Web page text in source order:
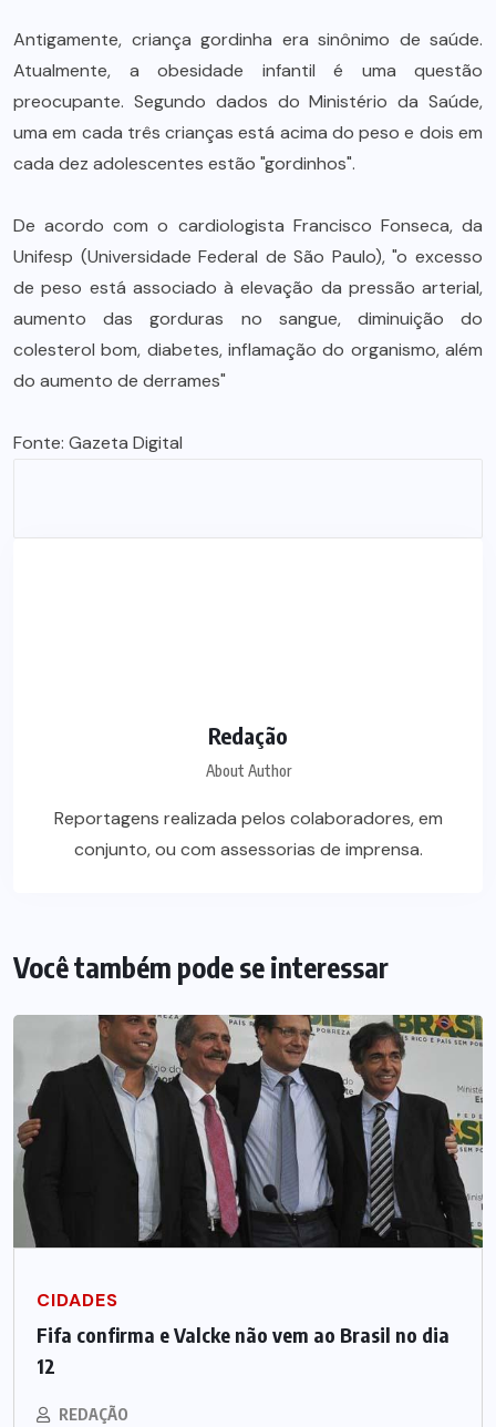
Antigamente, criança gordinha era sinônimo de saúde.
Atualmente, a obesidade infantil é uma questão
preocupante. Segundo dados do Ministério da Saúde,
uma em cada três crianças está acima do peso e dois em
cada dez adolescentes estão "gordinhos".
De acordo com o cardiologista Francisco Fonseca, da
Unifesp (Universidade Federal de São Paulo), "o excesso
de peso está associado à elevação da pressão arterial,
aumento das gorduras no sangue, diminuição do
colesterol bom, diabetes, inflamação do organismo, além
do aumento de derrames"
Fonte: Gazeta Digital
Redação
About Author
Reportagens realizada pelos colaboradores, em
conjunto, ou com assessorias de imprensa.
Você também pode se interessar
CIDADES
Fifa confirma e Valcke não vem ao Brasil no dia
12
REDAÇÃO